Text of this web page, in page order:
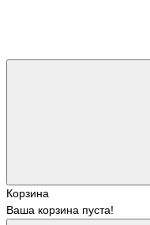
Корзина
Ваша корзина пуста!